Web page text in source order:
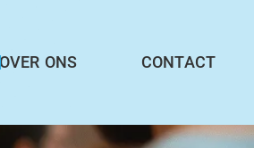
OVER ONS CONTACT